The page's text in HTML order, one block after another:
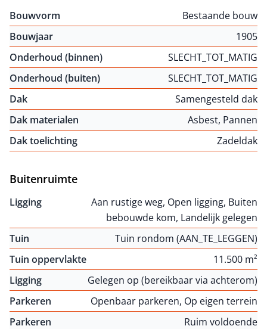
Bouwvorm
Bestaande bouw
Bouwjaar
1905
Onderhoud (binnen)
SLECHT_TOT_MATIG
Onderhoud (buiten)
SLECHT_TOT_MATIG
Dak
Samengesteld dak
Dak materialen
Asbest, Pannen
Dak toelichting
Zadeldak
Buitenruimte
Ligging
Aan rustige weg, Open ligging, Buiten
bebouwde kom, Landelijk gelegen
Tuin
Tuin rondom (AAN_TE_LEGGEN)
Tuin oppervlakte
11.500 m²
Ligging
Gelegen op (bereikbaar via achterom)
Parkeren
Openbaar parkeren, Op eigen terrein
Parkeren
Ruim voldoende